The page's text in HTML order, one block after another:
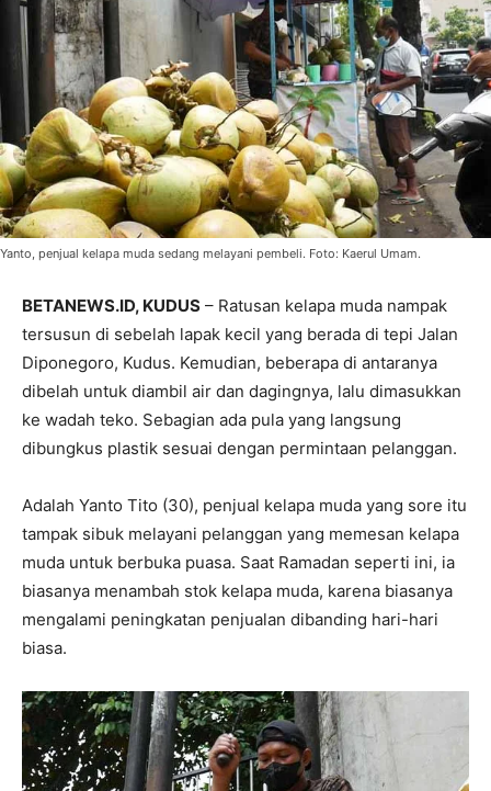
Yanto, penjual kelapa muda sedang melayani pembeli. Foto: Kaerul Umam.
BETANEWS.ID, KUDUS – Ratusan kelapa muda nampak
tersusun di sebelah lapak kecil yang berada di tepi Jalan
Diponegoro, Kudus. Kemudian, beberapa di antaranya
dibelah untuk diambil air dan dagingnya, lalu dimasukkan
ke wadah teko. Sebagian ada pula yang langsung
dibungkus plastik sesuai dengan permintaan pelanggan.
Adalah Yanto Tito (30), penjual kelapa muda yang sore itu
tampak sibuk melayani pelanggan yang memesan kelapa
muda untuk berbuka puasa. Saat Ramadan seperti ini, ia
biasanya menambah stok kelapa muda, karena biasanya
mengalami peningkatan penjualan dibanding hari-hari
biasa.